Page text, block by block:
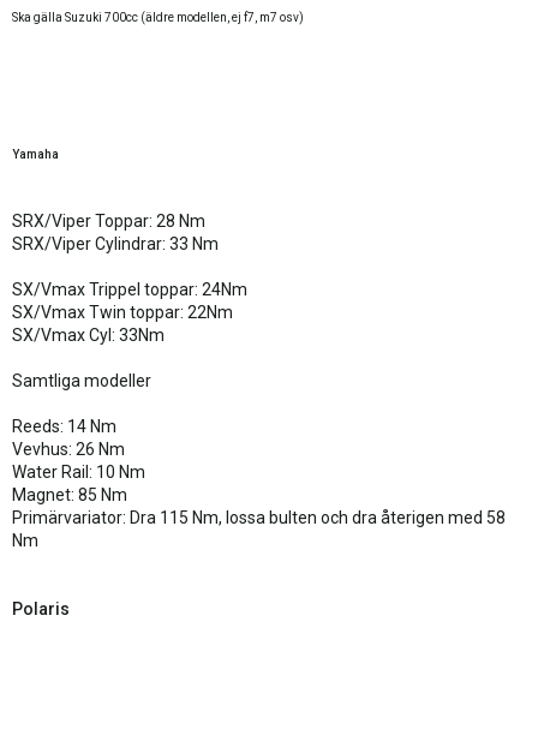
Ska gälla Suzuki 700cc (äldre modellen, ej f7, m7 osv)
Yamaha
SRX/Viper Toppar: 28 Nm
SRX/Viper Cylindrar: 33 Nm
SX/Vmax Trippel toppar: 24Nm
SX/Vmax Twin toppar: 22Nm
SX/Vmax Cyl: 33Nm
Samtliga modeller
Reeds: 14 Nm
Vevhus: 26 Nm
Water Rail: 10 Nm
Magnet: 85 Nm
Primärvariator: Dra 115 Nm, lossa bulten och dra återigen med 58
Nm
Polaris